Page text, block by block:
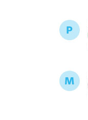
P
M